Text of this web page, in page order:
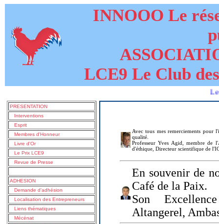
INNOOO Le
LCE9 Le Club
Le livre de
PRESENTATION
Interventions
Esprit
Membres d'Honneur
Livre d'Or
Le Prix LCE9
Revue de Presse
ADHESION
Demande d'adhésion
Localisation des Entrepreneurs
Liens thématiques
Mécénat
Avec tous mes remerciements pour
qualité.
Professeur Yves Agid, membre de
d'éthique, Directeur scientifique de
En souvenir de
Café de la Paix.
Son
Altangerel,